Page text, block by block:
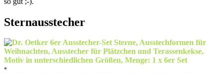
Sternausstecher